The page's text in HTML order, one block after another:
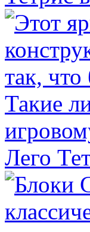
Лего